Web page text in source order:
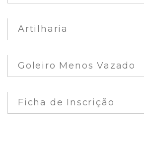
Artilharia
Goleiro Menos Vazado
Ficha de Inscrição